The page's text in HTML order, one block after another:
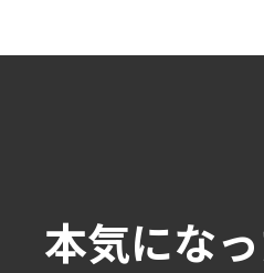
本気になっ